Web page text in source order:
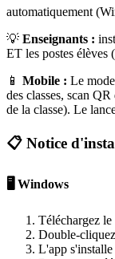
automatiquement
💡 Enseignants :
ET les postes élèves
📱 Mobile : Le
des classes, scan
de la classe). Le
📋 Notice
🖥️ Windows
Téléchargez
Double-
L'app